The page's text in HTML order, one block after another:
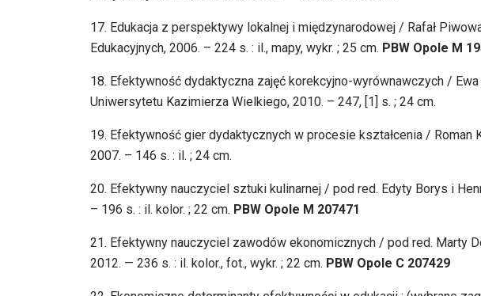
17. Edukacja z perspektywy lokalnej i międzynarodowej / Rafał
Edukacyjnych, 2006. – 224 s. : il., mapy, wykr. ; 25 cm. PBW Opole M
18. Efektywność dydaktyczna zajęć korekcyjno-wyrównawczych /
Uniwersytetu Kazimierza Wielkiego, 2010. – 247, [1] s. ; 24 cm.
19. Efektywność gier dydaktycznych w procesie kształcenia / Roman
2007. – 146 s. : il. ; 24 cm.
20. Efektywny nauczyciel sztuki kulinarnej / pod red. Edyty Borys i
– 196 s. : il. kolor. ; 22 cm. PBW Opole M 207471
21. Efektywny nauczyciel zawodów ekonomicznych / pod red. Marty
2012. — 236 s. : il. kolor., fot., wykr. ; 22 cm. PBW Opole C 207429